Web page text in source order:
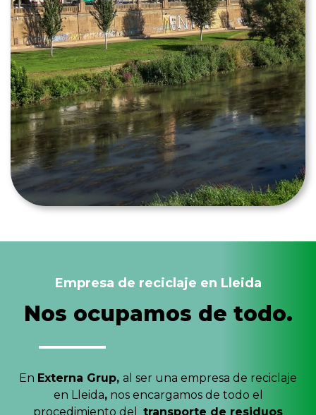
Empresa de reciclaje en Lleida
Nos ocupamos de todo.
En Externa Grup, al ser una empresa de reciclaje
en Lleida,nos encargamos de todo el
procedimiento del transporte de residuos